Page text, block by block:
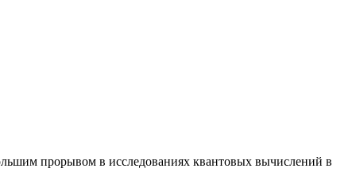
прорывом в исследованиях квантовых вычислений в